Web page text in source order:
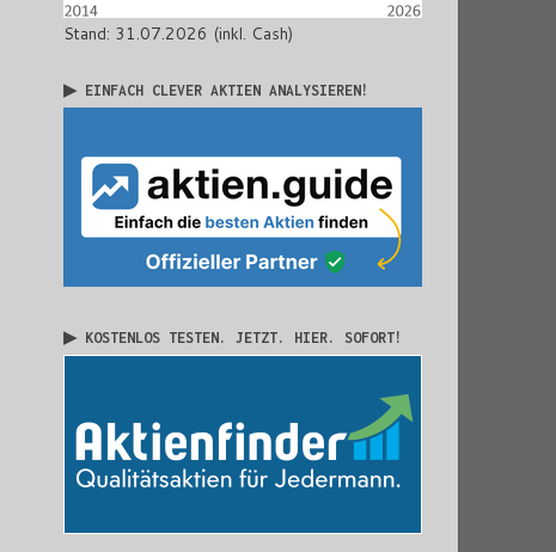
Stand: 31.07.2026 (inkl. Cash)
▶ EINFACH CLEVER AKTIEN ANALYSIEREN!
▶ KOSTENLOS TESTEN. JETZT. HIER. SOFORT!